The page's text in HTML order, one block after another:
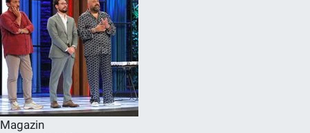
Magazin